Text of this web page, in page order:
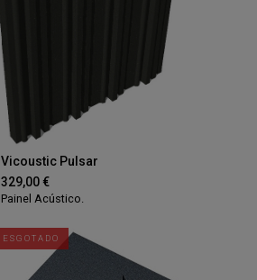
Vicoustic Pulsar
329,00€
Painel Acústico.
ESGOTADO